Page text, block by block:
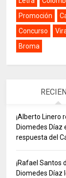
Promoción
Concurso
Broma
¡Alberto Linero
Diomedes Díaz
respuesta del
¡Rafael Santos
Diomedes Díaz